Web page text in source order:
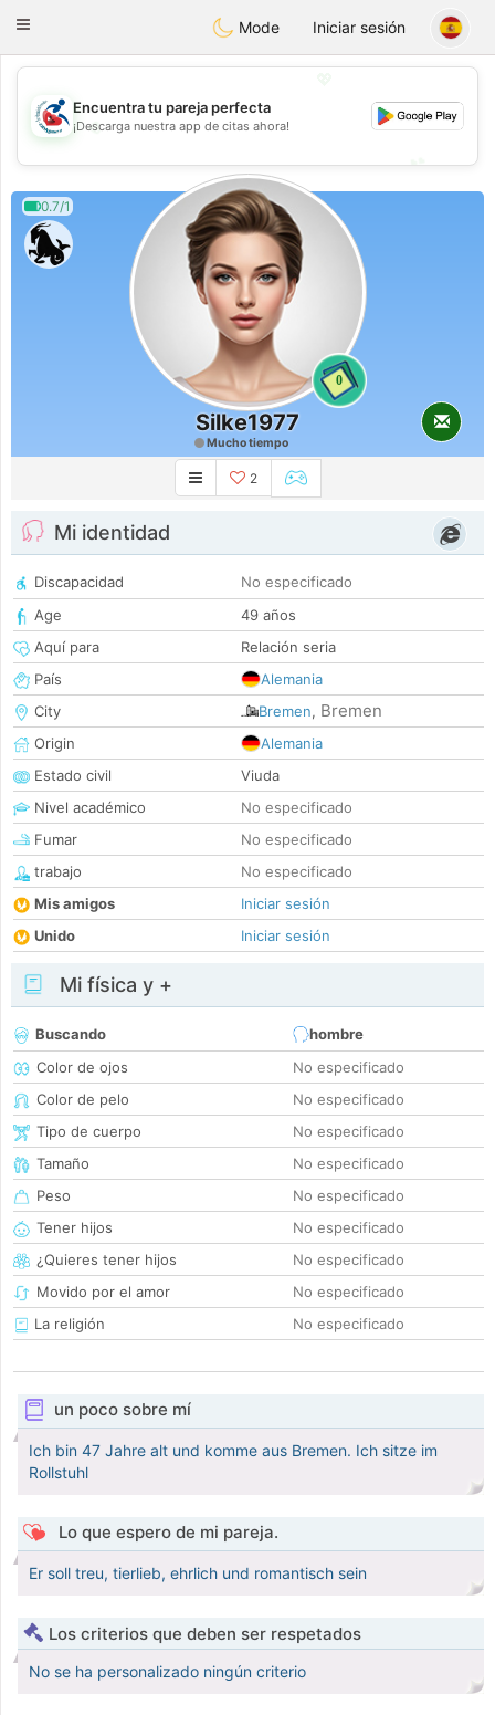
Handi Space
Toggle
Mode Iniciar sesión
💖
💕
Encuentra tu pareja perfecta
¡Descarga nuestra app de citas ahora!
0.7/1
0
Silke1977
Mucho tiempo
2
Mi identidad
Discapacidad
No especificado
Age
49 años
Aquí para
Relación seria
País
Alemania
City
Bremen, Bremen
Origin
Alemania
Estado civil
Viuda
Nivel académico
No especificado
Fumar
No especificado
trabajo
No especificado
Mis amigos
Iniciar sesión
Unido
Iniciar sesión
Mi física y +
Buscando
hombre
Color de ojos
No especificado
Color de pelo
No especificado
Tipo de cuerpo
No especificado
Tamaño
No especificado
Peso
No especificado
Tener hijos
No especificado
¿Quieres tener hijos
No especificado
Movido por el amor
No especificado
La religión
No especificado
un poco sobre mí
Ich bin 47 Jahre alt und komme aus Bremen. Ich sitze im
Rollstuhl
Lo que espero de mi pareja.
Er soll treu, tierlieb, ehrlich und romantisch sein
Los criterios que deben ser respetados
No se ha personalizado ningún criterio